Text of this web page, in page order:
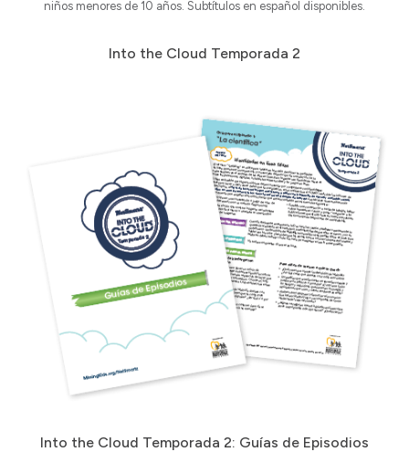
niños menores de 10 años. Subtítulos en español disponibles.
Into the Cloud Temporada 2
Into the Cloud Temporada 2: Guías de Episodios